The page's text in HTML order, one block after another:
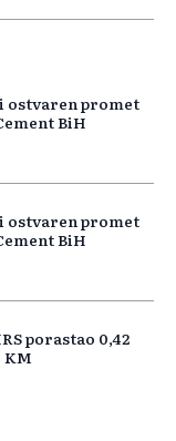
ostvaren promet
BiH
ostvaren promet
BiH
porastao 0,42
KM